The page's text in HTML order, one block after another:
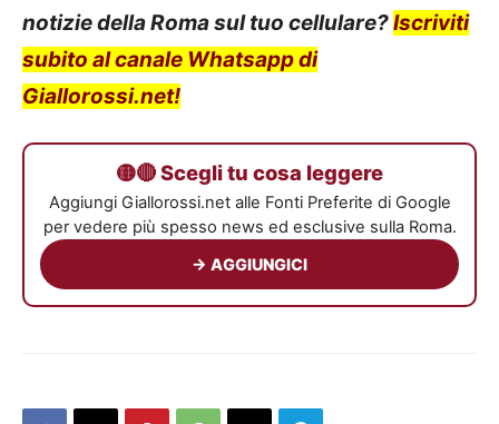
notizie della Roma sul tuo cellulare?Iscriviti
subito al canale Whatsapp di
Giallorossi.net!
🟡🔴 Scegli tu cosa leggere
Aggiungi Giallorossi.net alle Fonti Preferite di Google
per vedere più spesso news ed esclusive sulla Roma.
→ AGGIUNGICI